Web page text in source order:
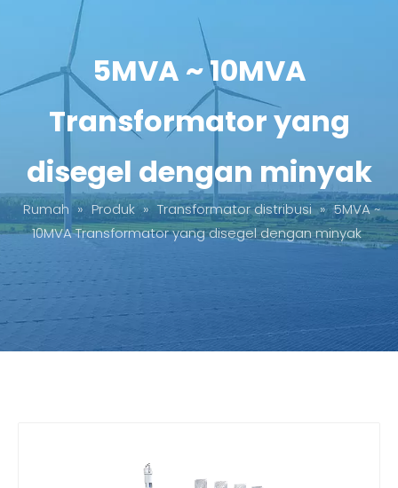
5MVA ~ 10MVA
Transformator yang
disegel dengan minyak
Rumah » Produk » Transformator distribusi » 5MVA ~
10MVA Transformator yang disegel dengan minyak